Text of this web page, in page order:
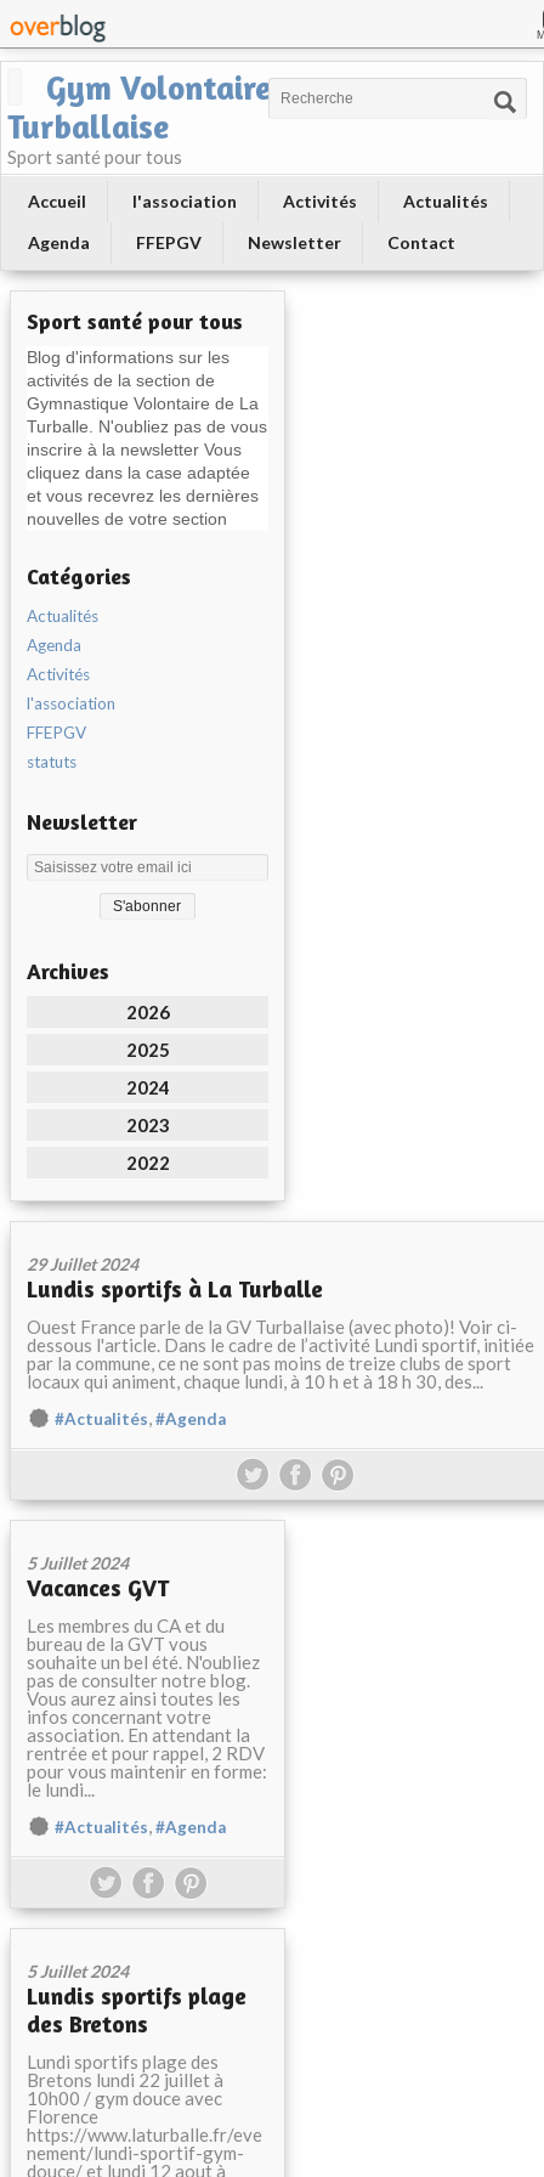
Gym Volontaire
Turballaise
Sport santé pour tous
Accueil l'association Activités
Actualités
Agenda
FFEPGV Newsletter Contact
Sport santé pour tous
Blog d'informations sur les
activités de la section de
Gymnastique Volontaire de La
Turballe. N'oubliez pas de vous
inscrire à la newsletter Vous
cliquez dans la case adaptée
et vous recevrez les dernières
nouvelles de votre section
Catégories
Actualités
Agenda
Activités
l'association
FFEPGV
statuts
Newsletter
Archives
2026
2025
2024
2023
2022
29 Juillet 2024
Lundis sportifs à La Turballe
Ouest France parle de la GV Turballaise (avec photo)! Voir ci-
dessous l'article. Dans le cadre de l’activité Lundi sportif, initiée
par la commune, ce ne sont pas moins de treize clubs de sport
locaux qui animent, chaque lundi, à 10 h et à 18 h 30, des...
#Actualités,#Agenda
5 Juillet 2024
Vacances GVT
Les membres du CA et du
bureau de la GVT vous
souhaite un bel été. N'oubliez
pas de consulter notre blog.
Vous aurez ainsi toutes les
infos concernant votre
association. En attendant la
rentrée et pour rappel, 2 RDV
pour vous maintenir en forme:
le lundi...
#Actualités,#Agenda
5 Juillet 2024
Lundis sportifs plage
des Bretons
Lundi sportifs plage des
Bretons lundi 22 juillet à
10h00 / gym douce avec
Florence
https://www.laturballe.fr/eve
nement/lundi-sportif-gym-
douce/ et lundi 12 aout à